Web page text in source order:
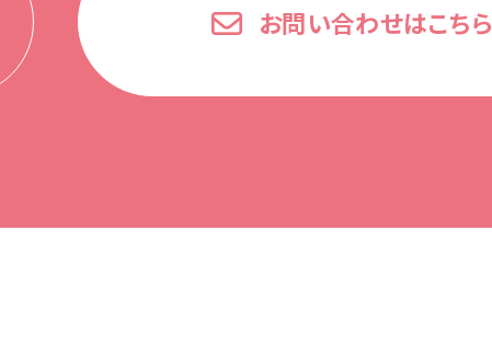
お問い合わせはこちら